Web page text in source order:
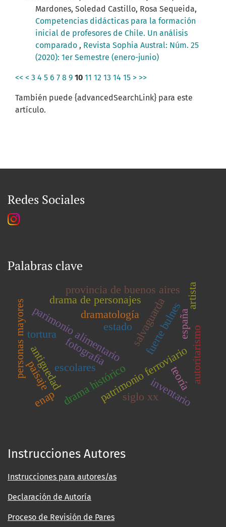
Mardones, Soledad Castillo, Rosa Sequeida,
Competencias didácticas para la formación
inicial de profesores de Chile. Un análisis
comparado , Revista Sophia Austral: Núm. 25
(2020): 1er Semestre (enero-junio)
<< < 3 4 5 6 7 8 9 10 11 12 13 14 15 > >>
También puede {advancedSearchLink} para este
artículo.
Redes Sociales
Palabras clave
escolares
parimonio alimentario
patrimonio ferroviario
dramatología
drama de personajes
drama histórico
fuerte bulnes
personas mayores salvaguarda
antiguedad
inventario
estado autoritarismo
provincia de buenos aires
fotografía
siglo xx
españa
paisaje
enap
tortura
teoría
artista
Instrucciones Autores
Instrucciones para autores/as
Declaración de Autoría
Proceso de Revisión de Pares